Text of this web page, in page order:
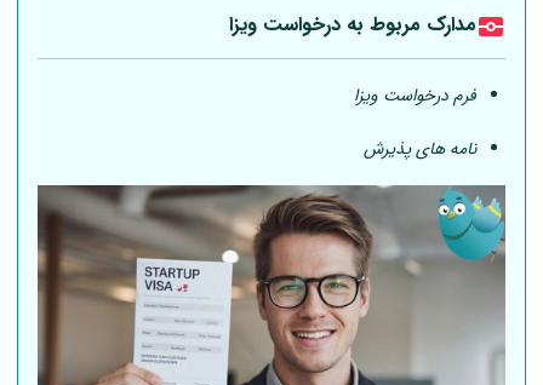
مدارک مربوط به درخواست ویزا
فرم درخواست ویزا
نامه های پذیرش